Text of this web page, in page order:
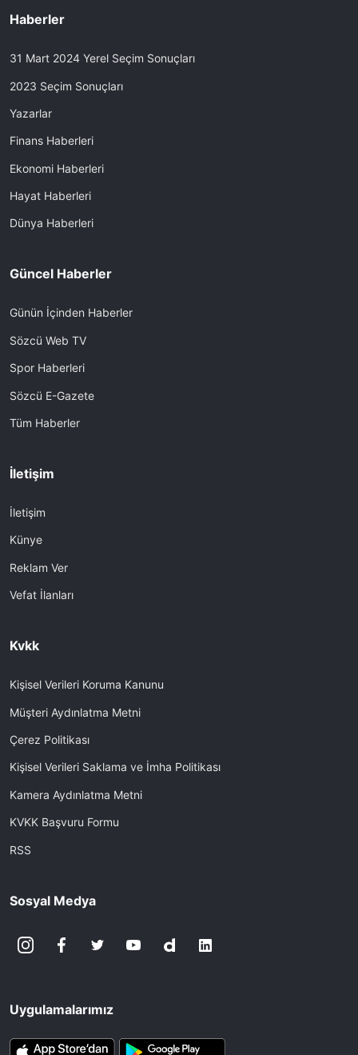
Haberler
31 Mart 2024 Yerel Seçim Sonuçları
2023 Seçim Sonuçları
Yazarlar
Finans Haberleri
Ekonomi Haberleri
Hayat Haberleri
Dünya Haberleri
Güncel Haberler
Günün İçinden Haberler
Sözcü Web TV
Spor Haberleri
Sözcü E-Gazete
Tüm Haberler
İletişim
İletişim
Künye
Reklam Ver
Vefat İlanları
Kvkk
Kişisel Verileri Koruma Kanunu
Müşteri Aydınlatma Metni
Çerez Politikası
Kişisel Verileri Saklama ve İmha Politikası
Kamera Aydınlatma Metni
KVKK Başvuru Formu
RSS
Sosyal Medya
Uygulamalarımız